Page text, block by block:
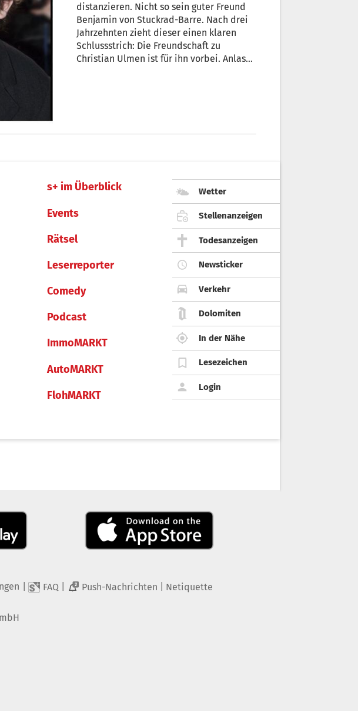
distanzieren. Nicht so sein guter Freund
Benjamin von Stuckrad-Barre. Nach drei
Jahrzehnten zieht dieser einen klaren
Schlussstrich: Die Freundschaft zu
Christian Ulmen ist für ihn vorbei. Anlass
s+ im Überblick
Events
Rätsel
Leserreporter
Comedy
Podcast
ImmoMARKT
AutoMARKT
FlohMARKT
Wetter
Stellenanzeigen
Todesanzeigen
Newsticker
Verkehr
Dolomiten
In der Nähe
Lesezeichen
Login
FAQ 2 Push-Nachrichten Netiquette